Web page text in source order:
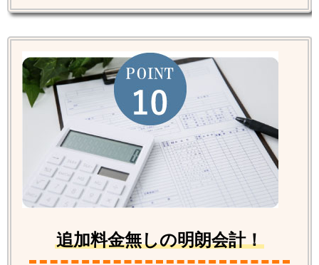
追加料金無しの明朗会計！